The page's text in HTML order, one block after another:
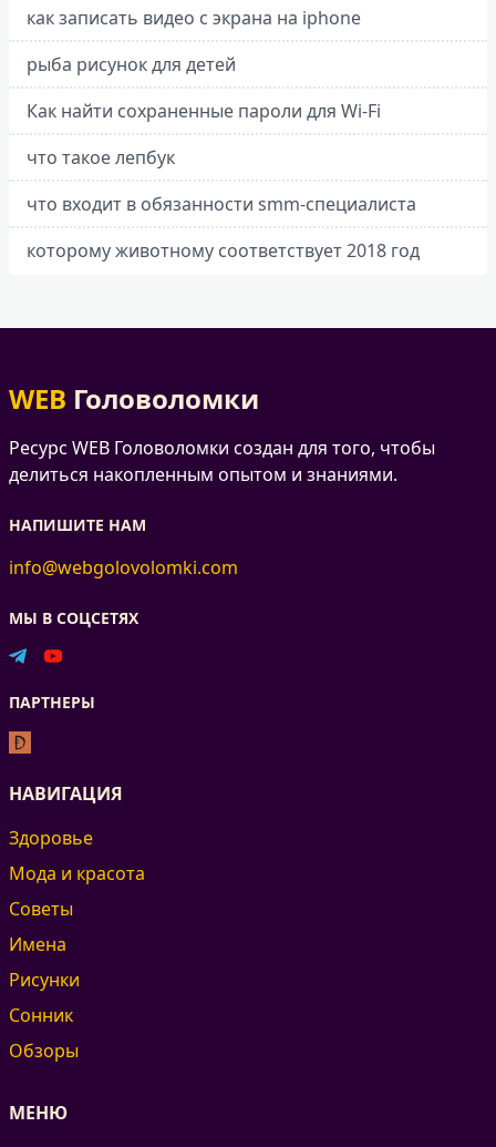
как записать видео с экрана на iphone
рыба рисунок для детей
Как найти сохраненные пароли для Wi-Fi
что такое лепбук
что входит в обязанности smm-специалиста
которому животному соответствует 2018 год
WEB Головоломки
Ресурс WEB Головоломки создан для того, чтобы
делиться накопленным опытом и знаниями.
НАПИШИТЕ НАМ
info@webgolovolomki.com
МЫ В СОЦСЕТЯХ
ПАРТНЕРЫ
НАВИГАЦИЯ
Здоровье
Мода и красота
Советы
Имена
Рисунки
Сонник
Обзоры
МЕНЮ